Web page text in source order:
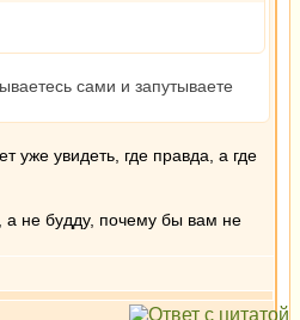
сами и запутываете
уже увидеть, где правда, а где
а не будду, почему бы вам не